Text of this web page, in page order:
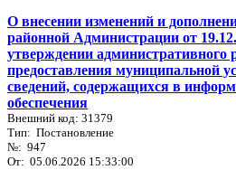
О внесении изменений и
районной Администрации от
утверждении административного
предоставления муниципальной
сведений, содержащихся в
обеспечения
Внешний код: 31379
Тип: Постановление
№: 947
От: 05.06.2026 15:33:00